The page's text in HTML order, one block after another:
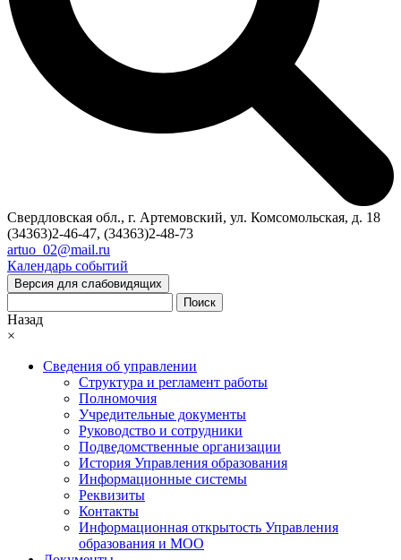
Свердловская обл., г. Артемовский, ул. Комсомольская, д. 18
(34363)2-46-47, (34363)2-48-73
artuo_02@mail.ru
Календарь событий
Версия для слабовидящих
Поиск
Назад
×
Сведения об управлении
Структура и регламент работы
Полномочия
Учредительные документы
Руководство и сотрудники
Подведомственные организации
История Управления образования
Информационные системы
Реквизиты
Контакты
Информационная открытость Управления
образования и МОО